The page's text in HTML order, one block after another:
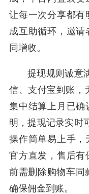
让每一次分享都有
成互助循环，邀
同增收。
提现规则诚意
信、支付宝到账，
集中结算上月已确
明，提现记录实时
操作简单易上手，
官方直发，售后有
前需删除购物车同
确保佣金到账。